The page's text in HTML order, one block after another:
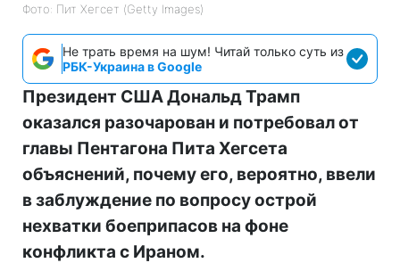
Фото: Пит Хегсет (Getty Images)
Не трать время на шум! Читай только суть из
РБК-Украина в Google
Президент США Дональд Трамп
оказался разочарован и потребовал от
главы Пентагона Пита Хегсета
объяснений, почему его, вероятно, ввели
в заблуждение по вопросу острой
нехватки боеприпасов на фоне
конфликта с Ираном.